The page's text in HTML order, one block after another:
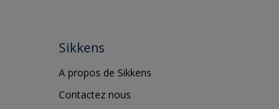
Sikkens
A propos de Sikkens
Contactez nous